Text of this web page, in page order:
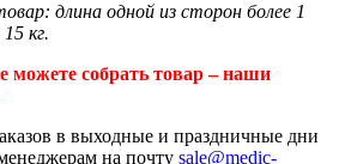
длина одной из сторон более 1
кг.
можете собрать товар – наши
в выходные и праздничные дни
на почту sale@medic-